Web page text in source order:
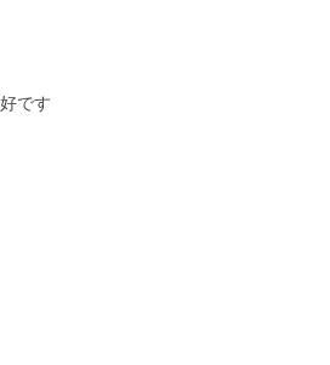
です